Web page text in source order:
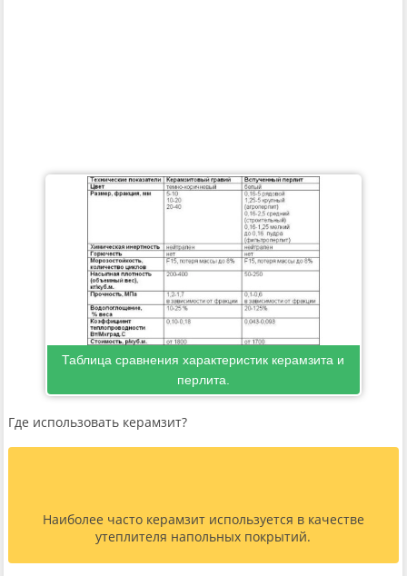
Таблица сравнения характеристик керамзита и
перлита.
Где использовать керамзит?
Наиболее часто керамзит используется в качестве
утеплителя напольных покрытий.